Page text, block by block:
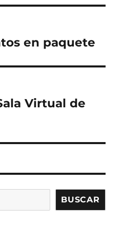
en paquete
Virtual de
BUSCAR